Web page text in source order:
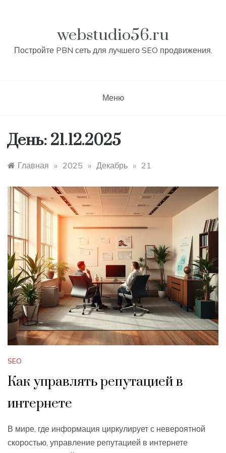
webstudio56.ru
Постройте PBN сеть для лучшего SEO продвижения.
Меню
День: 21.12.2025
Главная » 2025 » Декабрь » 21
SEO
Как управлять репутацией в
интернете
В мире, где информация циркулирует с невероятной
скоростью, управление репутацией в интернете